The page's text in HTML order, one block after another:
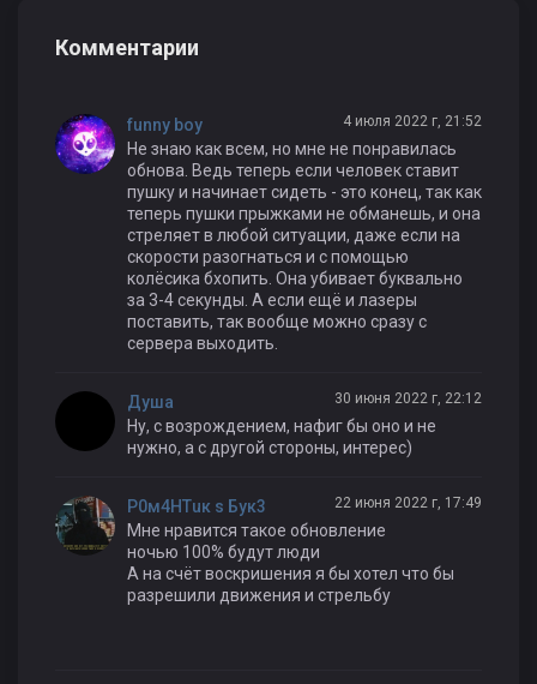
Комментарии
funny boy 4 июля 2022 г, 21:52
Не знаю как всем, но мне не понравилась
обнова. Ведь теперь если человек ставит
пушку и начинает сидеть - это конец, так как
теперь пушки прыжками не обманешь, и она
стреляет в любой ситуации, даже если на
скорости разогнаться и с помощью
колёсика бхопить. Она убивает буквально
за 3-4 секунды. А если ещё и лазеры
поставить, так вообще можно сразу с
сервера выходить.
Душа 30 июня 2022 г, 22:12
Ну, с возрождением, нафиг бы оно и не
нужно, а с другой стороны, интерес)
P0м4HТuк s Бyк3 22 июня 2022 г, 17:49
Мне нравится такое обновление
ночью 100% будут люди
А на счёт воскришения я бы хотел что бы
разрешили движения и стрельбу